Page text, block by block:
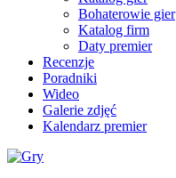
Bohaterowie gier
Katalog firm
Daty premier
Recenzje
Poradniki
Wideo
Galerie zdjęć
Kalendarz premier